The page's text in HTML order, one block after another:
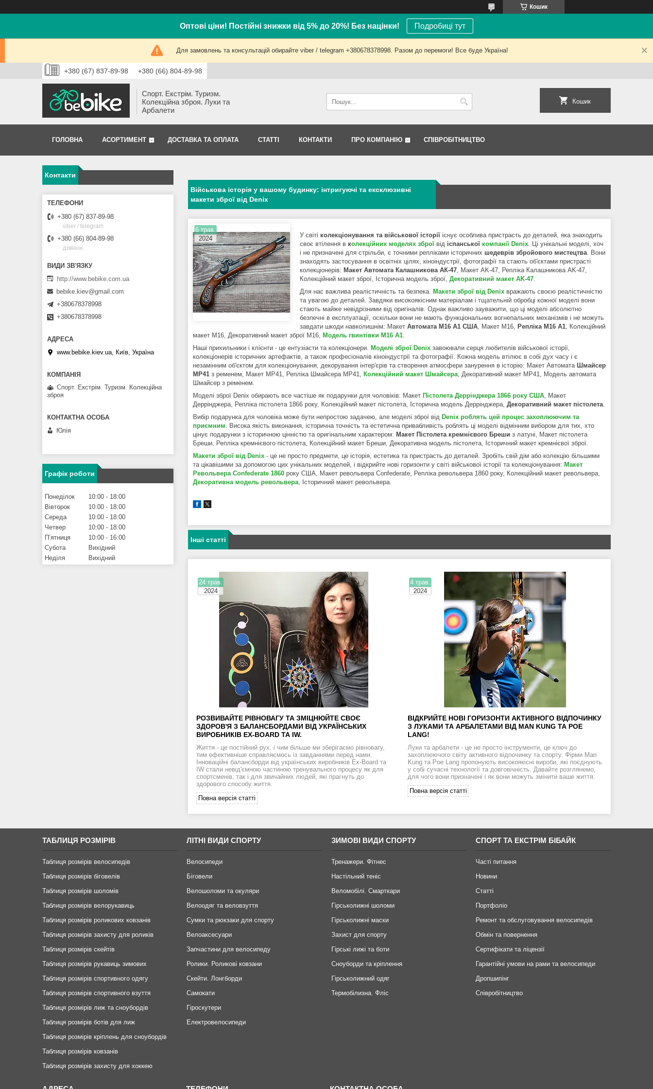
Кошик
Оптові ціни! Постійні знижки від 5% до 20%! Без націнки! Подробиці тут
Для замовлень та консультацій обирайте viber / telegram +380678378998. Разом до перемоги! Все буде Україна!
+380 (67) 837-89-98 +380 (66) 804-89-98
Спорт. Екстрім. Туризм.
Колекційна зброя. Луки та
Арбалети
Кошик
ГОЛОВНА АСОРТИМЕНТ ДОСТАВКА ТА ОПЛАТА СТАТТІ КОНТАКТИ ПРО КОМПАНІЮ СПІВРОБІТНИЦТВО
Військова історія у вашому будинку: інтригуючі та ексклюзивні
макети зброї від Denix
6 трав.
2024
У світі колекціонування та військової історії існує особлива пристрасть до деталей, яка знаходить
своє втілення в колекційних моделях зброї від іспанської компанії Denix. Ці унікальні моделі, хоч
і не призначені для стрільби, є точними репліками історичних шедеврів збройового мистецтва. Вони
знаходять застосування в освітніх цілях, кіноіндустрії, фотографії та стають об'єктами пристрасті
колекціонерів: Макет Автомата Калашникова АК-47, Макет AK-47, Репліка Калашникова AK-47,
Колекційний макет зброї, Історична модель зброї, Декоративний макет AK-47.
Для нас важлива реалістичність та безпека. Макети зброї від Denix вражають своєю реалістичністю
та увагою до деталей. Завдяки високоякісним матеріалам і тщательній обробці кожної моделі вони
стають майже невідрізними від оригіналів. Однак важливо зауважити, що ці моделі абсолютно
безпечні в експлуатації, оскільки вони не мають функціональних вогнепальних механізмів і не можуть
завдати шкоди навколишнім: Макет Автомата М16 А1 США, Макет M16, Репліка M16 А1, Колекційний
макет M16, Декоративний макет зброї M16, Модель гвинтівки M16 А1.
Наші прихильники і клієнти - це ентузіасти та колекціонери. Моделі зброї Denix завоювали серця любителів військової історії,
колекціонерів історичних артефактів, а також професіоналів кіноіндустрії та фотографії. Кожна модель втілює в собі дух часу і є
незамінним об'єктом для колекціонування, декорування інтер'єрів та створення атмосфери занурення в історію: Макет Автомата Шмайсер
MP41 з ременем, Макет MP41, Репліка Шмайсера MP41, Колекційний макет Шмайсера, Декоративний макет MP41, Модель автомата
Шмайсер з ременем.
Моделі зброї Denix обирають все частіше як подарунки для чоловіків: Макет Пістолета Деррінджера 1866 року США, Макет
Деррінджера, Репліка пістолета 1866 року, Колекційний макет пістолета, Історична модель Деррінджера, Декоративний макет пістолета.
Вибір подарунка для чоловіка може бути непростою задачею, але моделі зброї від Denix роблять цей процес захоплюючим та
приємним. Висока якість виконання, історична точність та естетична привабливість роблять ці моделі відмінним вибором для тих, хто
цінує подарунки з історичною цінністю та оригінальним характером: Макет Пістолета кремнієвого Бреши з латуні, Макет пістолета
Бреши, Репліка кремнієвого пістолета, Колекційний макет Бреши, Декоративна модель пістолета, Історичний макет кремнієвої зброї.
Макети зброї від Denix - це не просто предмети, це історія, естетика та пристрасть до деталей. Зробіть свій дім або колекцію більшими
та цікавішими за допомогою цих унікальних моделей, і відкрийте нові горизонти у світі військової історії та колекціонування: Макет
Револьвера Confederate 1860 року США, Макет револьвера Confederate, Репліка револьвера 1860 року, Колекційний макет револьвера,
Декоративна модель револьвера, Історичний макет револьвера.
Інші статті
24 трав.
2024
РОЗВИВАЙТЕ РІВНОВАГУ ТА ЗМІЦНЮЙТЕ СВОЄ
ЗДОРОВ'Я З БАЛАНСБОРДАМИ ВІД УКРАЇНСЬКИХ
ВИРОБНИКІВ EX-BOARD ТА IW.
Життя - це постійний рух, і чим більше ми зберігаємо рівновагу,
тим ефективніше справляємось із завданнями перед нами.
Інноваційні балансборди від українських виробників Ex-Board та
IW стали невід'ємною частиною тренувального процесу як для
спортсменів, так і для звичайних людей, які прагнуть до
здорового способу життя.
Повна версія статті
4 трав.
2024
ВІДКРИЙТЕ НОВІ ГОРИЗОНТИ АКТИВНОГО ВІДПОЧИНКУ
З ЛУКАМИ ТА АРБАЛЕТАМИ ВІД MAN KUNG ТА POE
LANG!
Луки та арбалети - це не просто інструменти, це ключ до
захоплюючого світу активного відпочинку та спорту. Фірми Man
Kung та Poe Lang пропонують високоякісні вироби, які поєднують
у собі сучасні технології та довговічність. Давайте розглянемо,
для чого вони призначені і як вони можуть змінити ваше життя.
Повна версія статті
Контакти
+380 (67) 837-89-98
viber / telegram
+380 (66) 804-89-98
дзвінок
http://www.bebike.com.ua
bebike.kiev@gmail.com
+380678378998
+380678378998
www.bebike.kiev.ua, Київ, Україна
Спорт. Екстрім. Туризм. Колекційна
зброя
Юлія
Графік роботи
Понеділок 10:00
18:00
Вівторок
10:00
18:00
Середа
10:00
18:00
Четвер
10:00
18:00
Пʼятниця
10:00
16:00
Субота
Вихідний
Неділя
Вихідний
ТАБЛИЦЯ РОЗМІРІВ
Таблиця розмірів велосипедів
Таблиця розмірів біговелів
Таблиця розмірів шоломів
Таблиця розмірів велорукавиць
Таблиця розмірів роликових ковзанів
Таблиця розмірів захисту для роликів
Таблиця розмірів скейтів
Таблиця розмірів рукавиць зимових
Таблиця розмірів спортивного одягу
Таблиця розмірів спортивного взуття
Таблиця розмірів лиж та сноубордів
Таблиця розмірів ботів для лиж
Таблиця розмірів кріплень для сноубордів
Таблиця розмірів ковзанів
Таблиця розмірів захисту для хоккею
ЛІТНІ ВИДИ СПОРТУ
Велосипеди
Біговели
Велошоломи та окуляри
Велоодяг та веловзуття
Сумки та рюкзаки для спорту
Велоаксесуари
Запчастини для велосипеду
Ролики. Роликові ковзани
Скейти. Лонгборди
Самокати
Гіроскутери
Електровелосипеди
ЗИМОВІ ВИДИ СПОРТУ
Тренажери. Фітнес
Настільний теніс
Веломобілі. Смарткари
Гірськолижні шоломи
Гірськолижні маски
Захист для спорту
Гірські лижі та боти
Сноуборди та кріплення
Гірськолижний одяг
Термобілизна. Фліс
СПОРТ ТА ЕКСТРІМ БІБАЙК
Часті питання
Новини
Статті
Портфоліо
Ремонт та обслуговування велосипедів
Обмін та повернення
Сертифікати та ліцензії
Гарантійні умови на рами та велосипеди
Дропшипінг
Співробітництво